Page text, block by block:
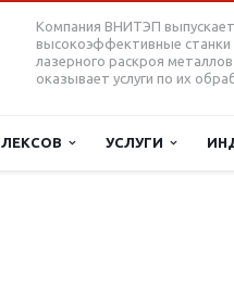
Компания ВНИТЭП выпускает
высокоэффективные станки
лазерного раскроя металлов
оказывает услуги по их
УСЛУГИ